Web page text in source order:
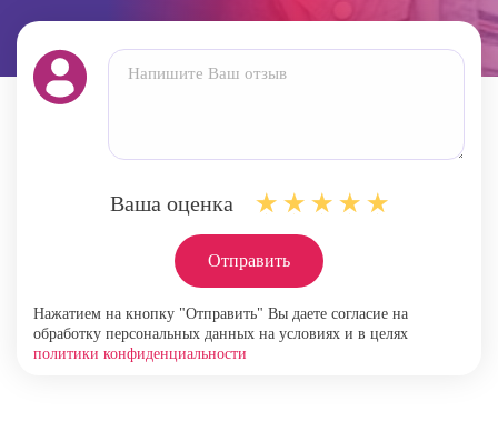
Ваша оценка
Отправить
Нажатием на кнопку "Отправить" Вы даете согласие на
обработку персональных данных на условиях и в целях
политики конфиденциальности